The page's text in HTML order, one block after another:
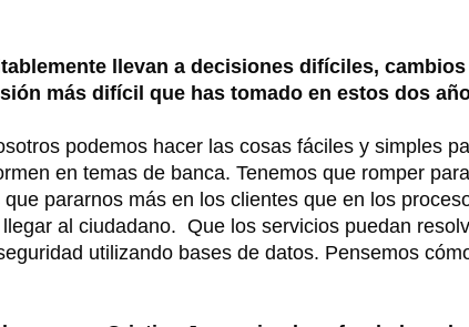
llevan a decisiones difíciles,
más difícil que has tomado en estos dos
podemos hacer las cosas fáciles y simples
en temas de banca. Tenemos que romper
pararnos más en los clientes que en los
al ciudadano. Que los servicios puedan
utilizando bases de datos. Pensemos